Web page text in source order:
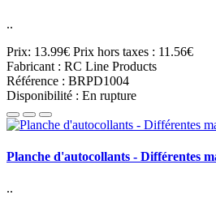
..
Prix: 13.99€ Prix hors taxes : 11.56€
Fabricant : RC Line Products
Référence : BRPD1004
Disponibilité : En rupture
Planche d'autocollants - Différentes
..